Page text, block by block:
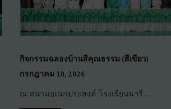
กิจกรรมฉลองบ้านสีคุณธรรม (สีเขียว)
กรกฎาคม 10, 2026
ณ สนามอเนกประสงค์ โรงเรียนนารี…